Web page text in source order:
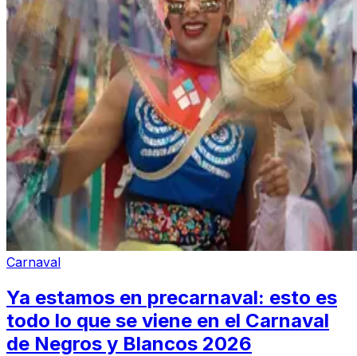
Carnaval
Ya estamos en precarnaval: esto es
todo lo que se viene en el Carnaval
de Negros y Blancos 2026